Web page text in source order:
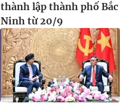
thành lập thành phố Bắc
Ninh từ 20/9